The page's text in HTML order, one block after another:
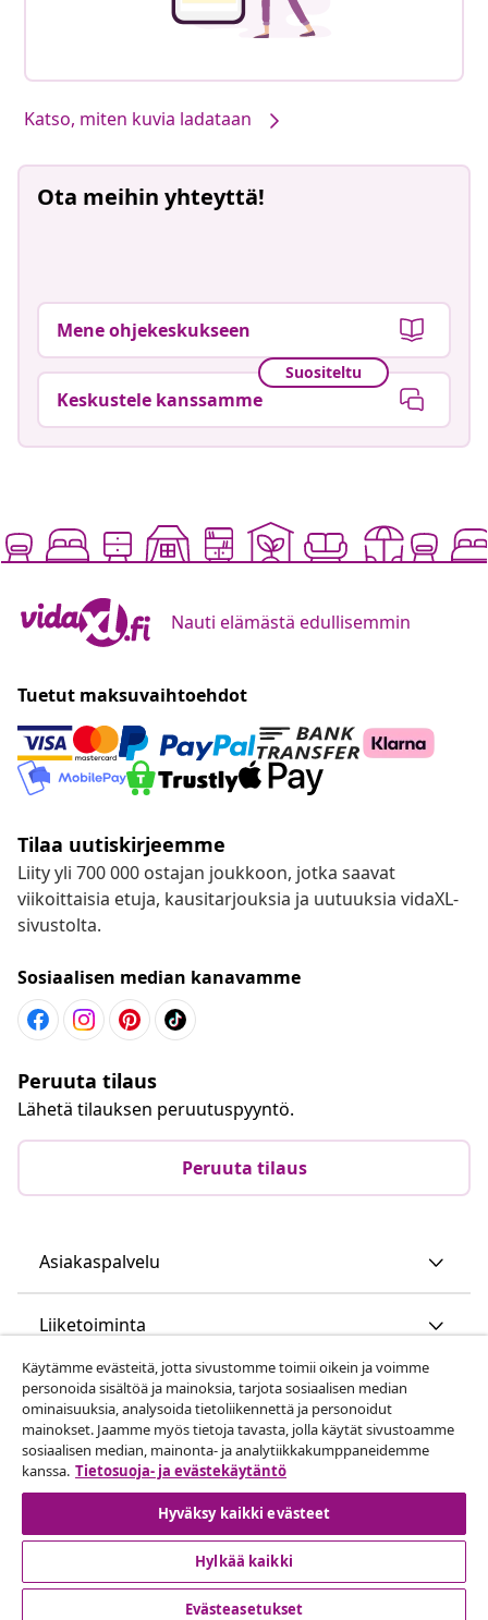
Katso, miten kuvia ladataan
Ota meihin yhteyttä!
Mene ohjekeskukseen
Suositeltu
Keskustele kanssamme
Nauti elämästä edullisemmin
Tuetut maksuvaihtoehdot
Tilaa uutiskirjeemme
Liity yli 700 000 ostajan joukkoon, jotka saavat
viikoittaisia etuja, kausitarjouksia ja uutuuksia vidaXL-
sivustolta.
Sosiaalisen median kanavamme
Peruuta tilaus
Lähetä tilauksen peruutuspyyntö.
Peruuta tilaus
Asiakaspalvelu
Liiketoiminta
vidaXL
Löydä lisää
Käytämme evästeitä, jotta sivustomme toimii oikein ja voimme
personoida sisältöä ja mainoksia, tarjota sosiaalisen median
ominaisuuksia, analysoida tietoliikennettä ja personoidut
mainokset. Jaamme myös tietoja tavasta, jolla käytät sivustoamme
sosiaalisen median, mainonta- ja analytiikkakumppaneidemme
kanssa. Tietosuoja- ja evästekäytäntö
Hyväksy kaikki evästeet
Hylkää kaikki
Evästeasetukset